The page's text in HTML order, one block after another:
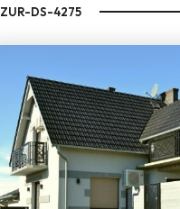
ZUR-DS-4275